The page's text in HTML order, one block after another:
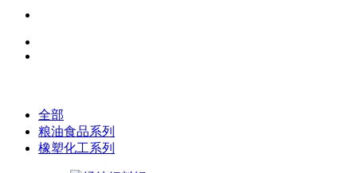
全部
粮油食品系列
橡塑化工系列